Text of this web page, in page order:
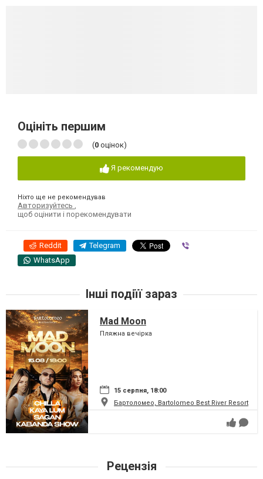
Оцініть першим
(0 оцінок)
Я рекомендую
Ніхто ще не рекомендував
Авторизуйтесь
щоб оцінити і порекомендувати
Reddit Telegram
WhatsApp
Інші подіїї зараз
Mad Moon
Пляжна вечірка
15 серпня, 18:00
Бартоломео, Bartolomeo Best River Resort
Рецензія